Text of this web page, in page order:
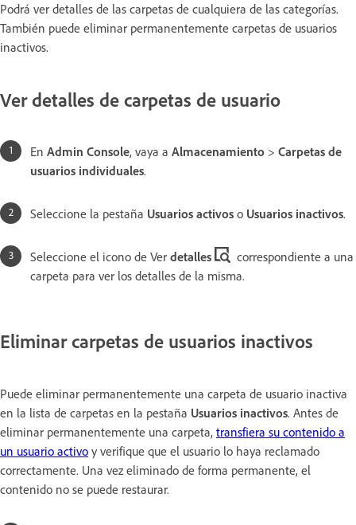
Podrá ver detalles de las carpetas de cualquiera de las categorías.
También puede eliminar permanentemente carpetas de usuarios
inactivos.
Ver detalles de carpetas de usuario
En Admin Console, vaya a Almacenamiento > Carpetas de
usuarios individuales.
Seleccione la pestaña Usuarios activos o Usuarios inactivos.
Seleccione el icono de Ver detalles
correspondiente a una
carpeta para ver los detalles de la misma.
Eliminar carpetas de usuarios inactivos
Puede eliminar permanentemente una carpeta de usuario inactiva
en la lista de carpetas en la pestaña Usuarios inactivos. Antes de
eliminar permanentemente una carpeta, transfiera su contenido a
un usuario activo y verifique que el usuario lo haya reclamado
correctamente. Una vez eliminado de forma permanente, el
contenido no se puede restaurar.